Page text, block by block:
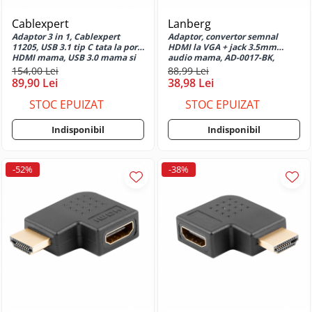
Huse si protectii pentru Motorola
Huse si protectii diverse pentru
Motorola
Huse si protectii pentru Motorola
Edge 20
Huse si protectii pentru Motorola
Edge 30 Fusion
Huse si protectii pentru Motorola
Huse si protectii pentru Motorola
Huse si protectii pentru Motorola
Edge 40 Neo
Huse si protectii pentru Motorola
Edge 50 Fusion
Cablexpert
Adaptor 3 in 1, Cablexpert
11205, USB 3.1 tip C tata la port
HDMI mama, USB 3.0 mama si
port USB tip C PD 2.0 pentru
incarcare
154,00 Lei
89,90 Lei
STOC EPUIZAT
Indisponibil
Lanberg
Adaptor, convertor semnal
HDMI la VGA + jack 3.5mm
audio mama, AD-0017-BK,
Lanberg, unidirectional
88,99 Lei
38,98 Lei
STOC EPUIZAT
Indisponibil
-52% -38%